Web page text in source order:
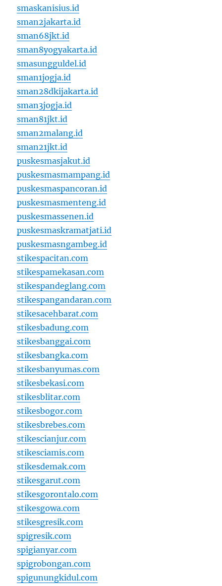
smaskanisius.id
sman2jakarta.id
sman68jkt.id
sman8yogyakarta.id
smasungguldel.id
sman1jogja.id
sman28dkijakarta.id
sman3jogja.id
sman81jkt.id
sman2malang.id
sman21jkt.id
puskesmasjakut.id
puskesmasmampang.id
puskesmaspancoran.id
puskesmasmenteng.id
puskesmassenen.id
puskesmaskramatjati.id
puskesmasngambeg.id
stikespacitan.com
stikespamekasan.com
stikespandeglang.com
stikespangandaran.com
stikesacehbarat.com
stikesbadung.com
stikesbanggai.com
stikesbangka.com
stikesbanyumas.com
stikesbekasi.com
stikesblitar.com
stikesbogor.com
stikesbrebes.com
stikescianjur.com
stikesciamis.com
stikesdemak.com
stikesgarut.com
stikesgorontalo.com
stikesgowa.com
stikesgresik.com
spigresik.com
spigianyar.com
spigrobongan.com
spigunungkidul.com